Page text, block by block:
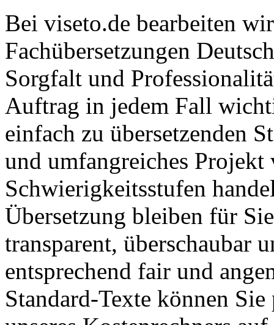
Bei viseto.de bearbeiten
Fachübersetzungen
Sorgfalt und
Auftrag in jedem Fall
einfach zu übersetzenden
und umfangreiches Projekt
Schwierigkeitsstufen
Übersetzung bleiben für
transparent, überschaubar
entsprechend fair und
Standard-Texte können